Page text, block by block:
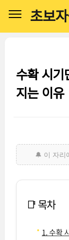
수확 시기
지는 이유
📑 목차
1. 수확